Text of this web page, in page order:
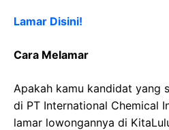
Lamar Disini!
Cara Melamar
Apakah kamu kandidat yang
di PT International Chemical
lamar lowongannya di